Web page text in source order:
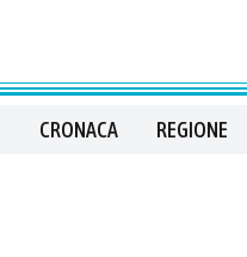
CRONACA REGIONE